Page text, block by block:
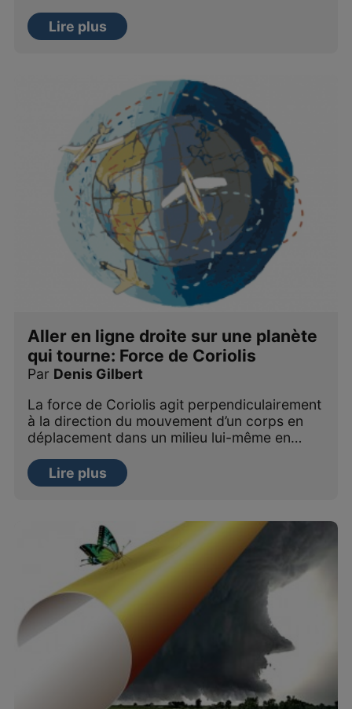
Lire plus
Aller en ligne droite sur une planète
qui tourne: Force de Coriolis
Par Denis Gilbert
La force de Coriolis agit perpendiculairement
à la direction du mouvement d’un corps en
déplacement dans un milieu lui-même en…
Lire plus